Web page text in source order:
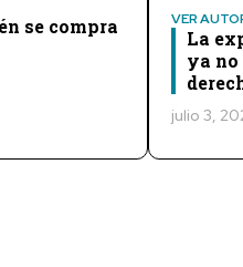
se compra VER
La
ya no
julio 3,